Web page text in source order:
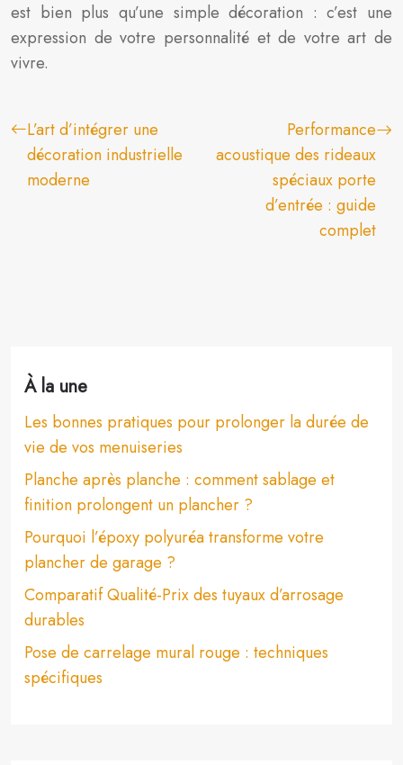
est bien plus qu’une simple décoration : c’est une
expression de votre personnalité et de votre art de
vivre.
L’art d’intégrer une
décoration industrielle
moderne
Performance
acoustique des rideaux
spéciaux porte
d’entrée : guide
complet
À la une
Les bonnes pratiques pour prolonger la durée de
vie de vos menuiseries
Planche après planche : comment sablage et
finition prolongent un plancher ?
Pourquoi l’époxy polyuréa transforme votre
plancher de garage ?
Comparatif Qualité-Prix des tuyaux d’arrosage
durables
Pose de carrelage mural rouge : techniques
spécifiques